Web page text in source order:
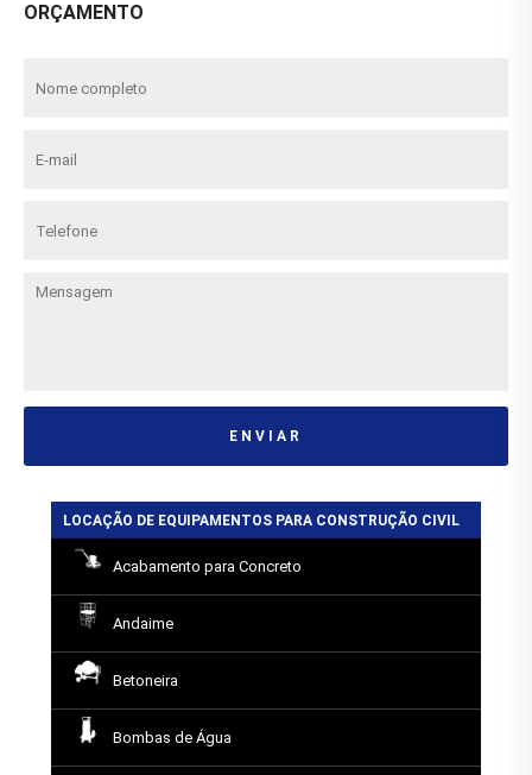
ORÇAMENTO
ENVIAR
LOCAÇÃO DE EQUIPAMENTOS PARA CONSTRUÇÃO CIVIL
Acabamento para Concreto
Andaime
Betoneira
Bombas de Água